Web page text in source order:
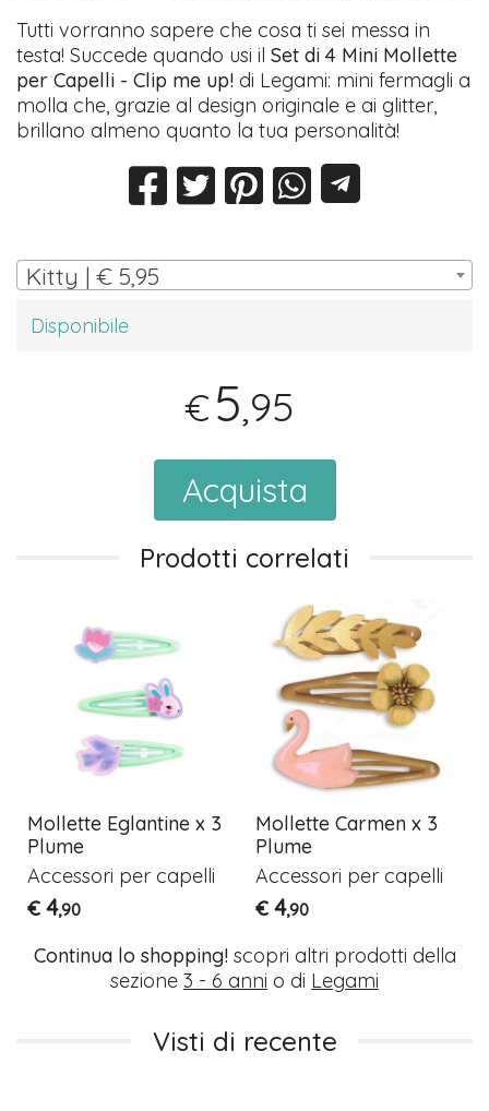
Tutti vorranno sapere che cosa ti sei messa in
testa! Succede quando usi ilSet di 4 Mini Mollette
per Capelli - Clip me up! di Legami: mini fermagli a
molla che, grazie al design originale e ai glitter,
brillano almeno quanto la tua personalità!
Kitty | € 5,95
Disponibile
€5,95
Acquista
Prodotti correlati
Mollette Eglantine x 3
Plume
Accessori per capelli
€ 4,90
Mollette Carmen x 3
Plume
Accessori per capelli
€ 4,90
Continua lo shopping!scopri altri prodotti della
sezione 3 - 6 anni o di Legami
Visti di recente